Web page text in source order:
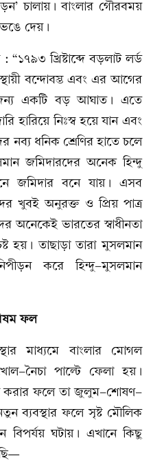
চালায়। বাংলার গৌরবময়
দেয়।
খ্রিষ্টাব্দে বড়লাট লর্ড
বন্দোবস্ত এবং এর আগের
জন্য একটি বড় আঘাত। এতে
হারিয়ে নিঃস্ব হয়ে যান এবং
নব্য ধনিক শ্রেণির হাতে চলে
জমিদারদের অনেক হিন্দু
জমিদার বনে যায়। এসব
খুবই অনুরক্ত ও প্রিয় পাত্র
অনেকেই ভারতের স্বাধীনতা
হয়। তাছাড়া তারা মুসলমান
করে হিন্দু-মুসলমান
ফল
মাধ্যমে বাংলার মোগল
নৈচা পাল্টে ফেলা হয়।
করার ফলে তা জুলুম-শোষণ-
ব্যবস্থার ফলে সৃষ্ট মৌলিক
বিপর্যয় ঘটায়। এখানে কিছু